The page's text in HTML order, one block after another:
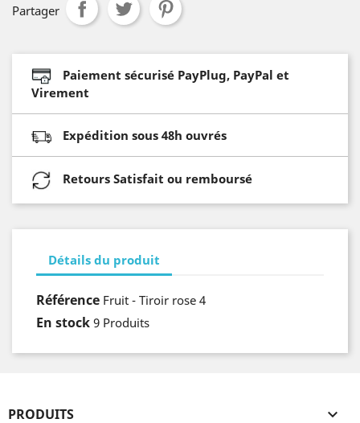
Partager
Paiement sécurisé PayPlug, PayPal et
Virement
Expédition sous 48h ouvrés
Retours Satisfait ou remboursé
Détails du produit
Référence Fruit - Tiroir rose 4
En stock 9 Produits
PRODUITS 